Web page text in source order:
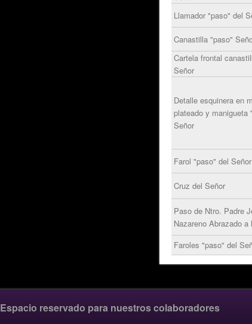
Llamador "paso" del
Canastilla "paso"
Cartela frontal
Señor
Detalle esquinera en
plateado y manigueta
Señor
Farol "paso" del Señor
Cruz del Señor
Paso de Ntro. Padre
Nazareno Abrazado a
Faroles "paso" del
Espacio reservado para nuestros colaboradores